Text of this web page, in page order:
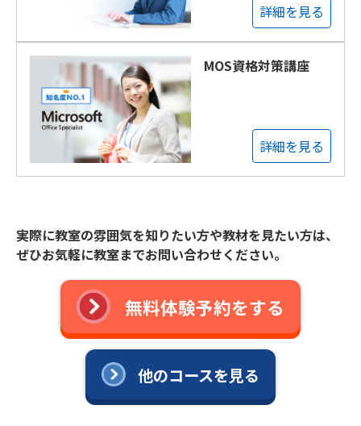
詳細を見る
MOS資格対策講座
詳細を見る
実際に教室の雰囲気を知りたい方や教材を見たい方は、
ぜひお気軽に教室までお問い合わせください。
無料体験予約をする
他のコースを見る